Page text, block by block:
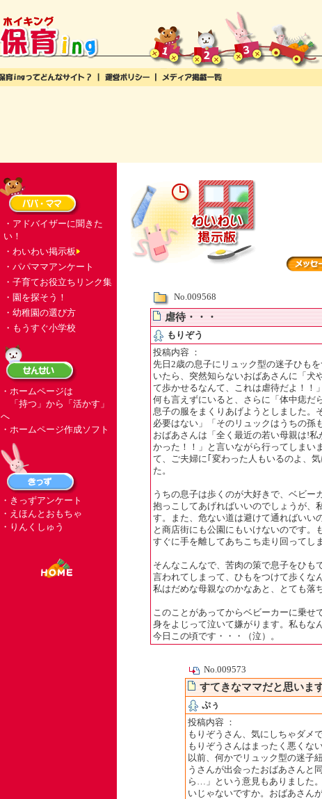
・アドバイザーに聞きた
い！
・わいわい掲示板
・パパママアンケート
・子育てお役立ちリンク集
・園を探そう！
・幼稚園の選び方
・もうすぐ小学校
・ホームページは
「持つ」から「活かす」
へ
・ホームページ作成ソフト
・きっずアンケート
・えほんとおもちゃ
・りんくしゅう
No.009568
虐待・・・
もりぞう
投稿内容 ：
先日2歳の息子にリュック型の迷子ひも
いたら、突然知らないおばあさんに「犬
て歩かせるなんて、これは虐待だよ！！
何も言えずにいると、さらに「体中痣だ
息子の服をまくりあげようとしました。
必要はない」「そのリュックはうちの孫
おばあさんは「全く最近の若い母親は!
かった！！」と言いながら行ってしまい
て、ご夫婦に｢変わった人もいるのよ、
た。
うちの息子は歩くのが大好きで、ベビー
抱っこしてあげればいいのでしょうが、
す。また、危ない道は避けて通ればいい
と商店街にも公園にもいけないのです。
すぐに手を離してあちこち走り回ってし
そんなこんなで、苦肉の策で息子をひも
言われてしまって、ひもをつけて歩くな
私はだめな母親なのかなあと、とても落
このことがあってからベビーカーに乗せ
身をよじって泣いて嫌がります。私もな
今日この頃です・・・（泣）。
No.009573
すてきなママだと思いま
ぷぅ
投稿内容 ：
もりぞうさん、気にしちゃダメ
もりぞうさんはまったく悪くな
以前、何かでリュック型の迷子
うさんが出会ったおばあさんと
ら…」という意見もありました
いじゃないですか。おばあさん